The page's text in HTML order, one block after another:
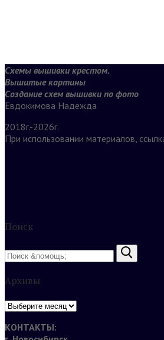
Схемы вышивки крестом.
Вышитые картины
Создание схем вышивки по фото
Евдокимова Надежда
2018г.-2026г.
При использовании материалов,
Поиск
Найти:
Архивы
Архивы
КОНТАКТЫ: